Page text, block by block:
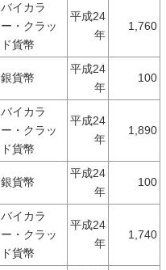
バイカラ
ー・クラッ
ド貨幣
平成24
年
1,760
銀貨幣
平成24
年
100
バイカラ
ー・クラッ
ド貨幣
平成24
年
1,890
銀貨幣
平成24
年
100
バイカラ
ー・クラッ
ド貨幣
平成24
年
1,740